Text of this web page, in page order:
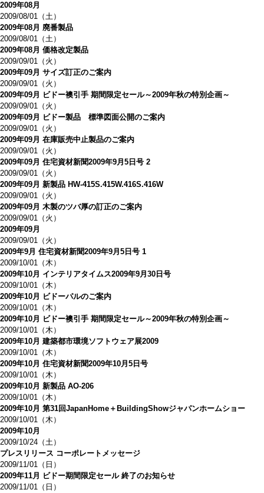
2009年08月
2009/08/01（土）
2009年08月 廃番製品
2009/08/01（土）
2009年08月 価格改定製品
2009/09/01（火）
2009年09月 サイズ訂正のご案内
2009/09/01（火）
2009年09月 ビドー襖引手 期間限定セール～2009年秋の特別企画～
2009/09/01（火）
2009年09月 ビドー製品 標準図面公開のご案内
2009/09/01（火）
2009年09月 在庫販売中止製品のご案内
2009/09/01（火）
2009年09月 住宅資材新聞2009年9月5日号 2
2009/09/01（火）
2009年09月 新製品 HW-415S.415W.416S.416W
2009/09/01（火）
2009年09月 木製のツバ厚の訂正のご案内
2009/09/01（火）
2009年09月
2009/09/01（火）
2009年9月 住宅資材新聞2009年9月5日号 1
2009/10/01（木）
2009年10月 インテリアタイムス2009年9月30日号
2009/10/01（木）
2009年10月 ビドーパルのご案内
2009/10/01（木）
2009年10月 ビドー襖引手 期間限定セール～2009年秋の特別企画～
2009/10/01（木）
2009年10月 建築都市環境ソフトウェア展2009
2009/10/01（木）
2009年10月 住宅資材新聞2009年10月5日号
2009/10/01（木）
2009年10月 新製品 AO-206
2009/10/01（木）
2009年10月 第31回JapanHome＋BuildingShowジャパンホームショー
2009/10/01（木）
2009年10月
2009/10/24（土）
プレスリリース コーポレートメッセージ
2009/11/01（日）
2009年11月 ビドー期間限定セール 終了のお知らせ
2009/11/01（日）